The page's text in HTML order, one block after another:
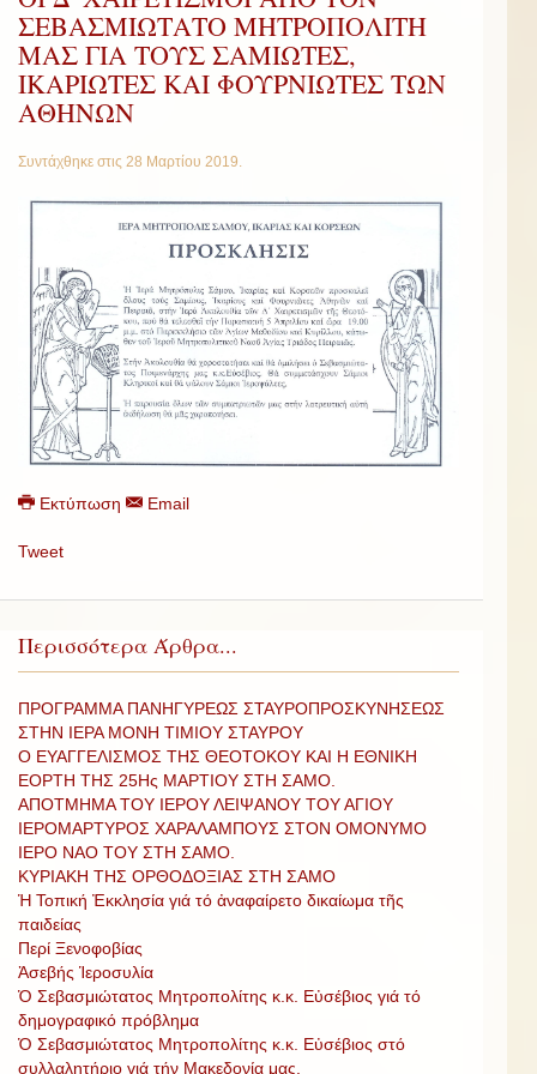
ΣΕΒΑΣΜΙΩΤΑΤΟ ΜΗΤΡΟΠΟΛΙΤΗ
ΜΑΣ ΓΙΑ ΤΟΥΣ ΣΑΜΙΩΤΕΣ,
ΙΚΑΡΙΩΤΕΣ ΚΑΙ ΦΟΥΡΝΙΩΤΕΣ ΤΩΝ
ΑΘΗΝΩΝ
Συντάχθηκε στις 28 Μαρτίου 2019
Εκτύπωση Email
Tweet
Περισσότερα Άρθρα...
ΠΡΟΓΡΑΜΜΑ ΠΑΝΗΓΥΡΕΩΣ ΣΤΑΥΡΟΠΡΟΣΚΥΝΗΣΕΩΣ
ΣΤΗΝ ΙΕΡΑ ΜΟΝΗ ΤΙΜΙΟΥ ΣΤΑΥΡΟΥ
Ο ΕΥΑΓΓΕΛΙΣΜΟΣ ΤΗΣ ΘΕΟΤΟΚΟY KAI H ΕΘΝΙΚΗ
ΕΟΡΤΗ ΤΗΣ 25Ης ΜΑΡΤΙΟΥ ΣΤΗ ΣΑΜΟ.
ΑΠΟΤΜΗΜΑ ΤΟΥ ΙΕΡΟΥ ΛΕΙΨΑΝΟΥ ΤΟΥ ΑΓΙΟΥ
ΙΕΡΟΜΑΡΤΥΡΟΣ ΧΑΡΑΛΑΜΠΟΥΣ ΣΤΟΝ ΟΜΟΝΥΜΟ
ΙΕΡΟ ΝΑΟ ΤΟΥ ΣΤΗ ΣΑΜΟ.
ΚΥΡΙΑΚΗ ΤΗΣ ΟΡΘΟΔΟΞΙΑΣ ΣΤΗ ΣΑΜΟ
Ἡ Τοπική Ἐκκλησία γιά τό ἀναφαίρετο δικαίωμα τῆς
παιδείας
Περί Ξενοφοβίας
Ἀσεβής Ἱεροσυλία
Ὁ Σεβασμιώτατος Μητροπολίτης κ.κ. Εὐσέβιος γιά τό
δημογραφικό πρόβλημα
Ὁ Σεβασμιώτατος Μητροπολίτης κ.κ. Εὐσέβιος στό
συλλαλητήριο γιά τήν Μακεδονία μας.